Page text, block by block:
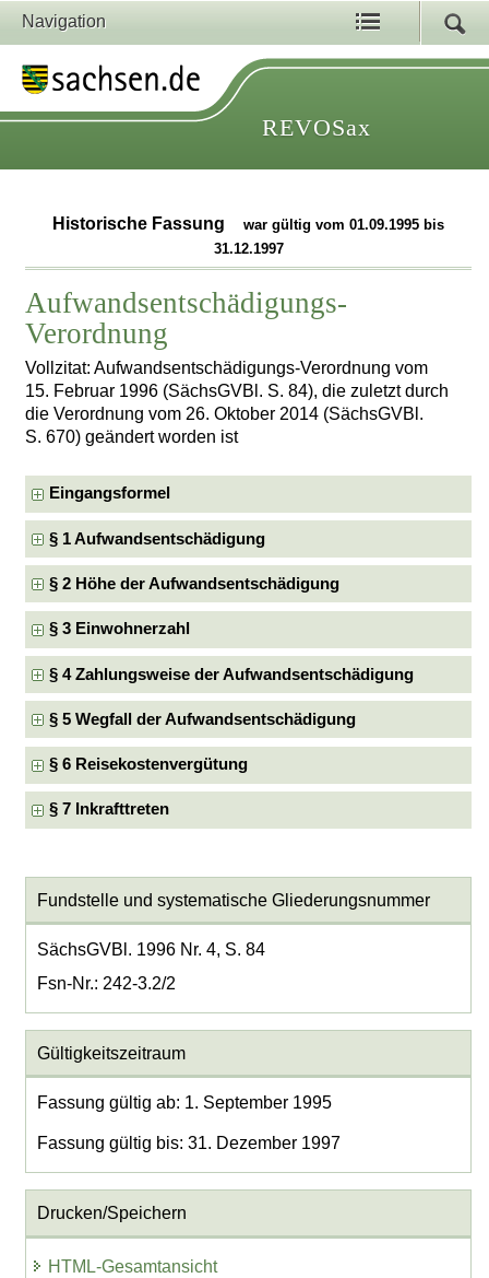
Navigation
REVOSax
Historische Fassung
war gültig vom 01.09.1995 bis
31.12.1997
Aufwandsentschädigungs-
Verordnung
Vollzitat: Aufwandsentschädigungs-Verordnung vom
15. Februar 1996 (SächsGVBl. S. 84), die zuletzt durch
die Verordnung vom 26. Oktober 2014 (SächsGVBl.
S. 670) geändert worden ist
Eingangsformel
§ 1 Aufwandsentschädigung
§ 2 Höhe der Aufwandsentschädigung
§ 3 Einwohnerzahl
§ 4 Zahlungsweise der Aufwandsentschädigung
§ 5 Wegfall der Aufwandsentschädigung
§ 6 Reisekostenvergütung
§ 7 Inkrafttreten
Fundstelle und systematische Gliederungsnummer
SächsGVBl. 1996 Nr. 4, S. 84
Fsn-Nr.: 242-3.2/2
Gültigkeitszeitraum
Fassung gültig ab: 1. September 1995
Fassung gültig bis: 31. Dezember 1997
Drucken/Speichern
HTML-Gesamtansicht